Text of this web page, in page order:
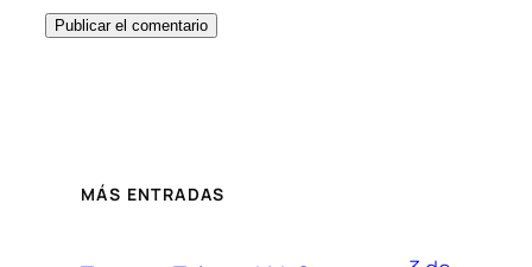
MÁS ENTRADAS